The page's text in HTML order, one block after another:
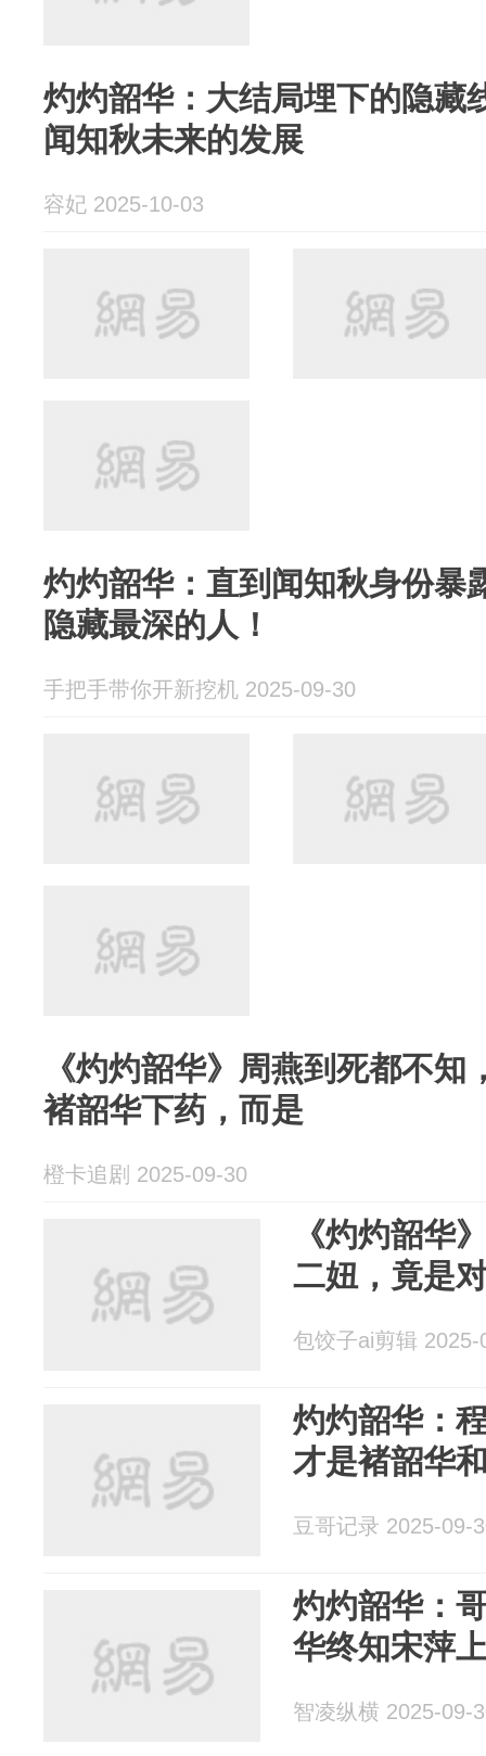
灼灼韶华：大结局埋下的隐藏
闻知秋未来的发展
容妃 2025-10-03
灼灼韶华：直到闻知秋身份暴
隐藏最深的人！
手把手带你开新挖机 2025-09-30
《灼灼韶华》周燕到死都不
褚韶华下药，而是
橙卡追剧 2025-09-30
《灼灼韶华
二妞，竟是
包饺子ai剪辑 2025-
灼灼韶华：
才是褚韶华
豆哥记录 2025-09-
灼灼韶华：
华终知宋萍
智凌纵横 2025-09-